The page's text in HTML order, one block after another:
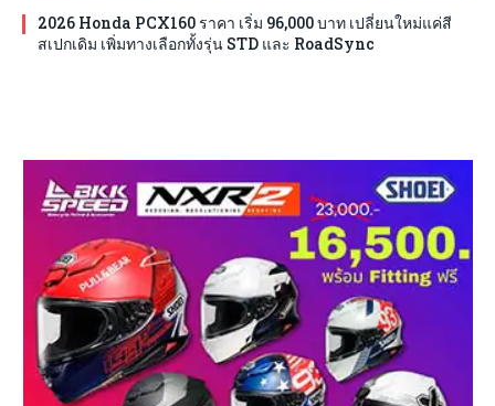
2026 Honda PCX160 ราคา เริ่ม 96,000 บาท เปลี่ยนใหม่แค่สี
สเปกเดิม เพิ่มทางเลือกทั้งรุ่น STD และ RoadSync